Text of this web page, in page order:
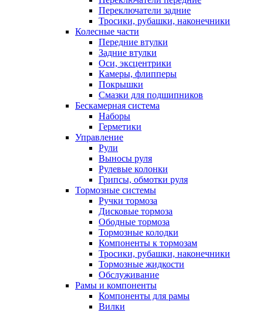
Переключатели задние
Тросики, рубашки, наконечники
Колесные части
Передние втулки
Задние втулки
Оси, эксцентрики
Камеры, флипперы
Покрышки
Смазки для подшипников
Бескамерная система
Наборы
Герметики
Управление
Рули
Выносы руля
Рулевые колонки
Грипсы, обмотки руля
Тормозные системы
Ручки тормоза
Дисковые тормоза
Ободные тормоза
Тормозные колодки
Компоненты к тормозам
Тросики, рубашки, наконечники
Тормозные жидкости
Обслуживание
Рамы и компоненты
Компоненты для рамы
Вилки